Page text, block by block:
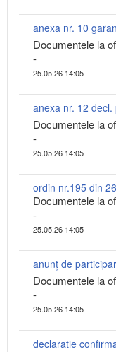
anexa nr. 10
Documentele la
-
25.05.26 14:05
anexa nr. 12
Documentele la
-
25.05.26 14:05
ordin nr.195 din
Documentele la
-
25.05.26 14:05
anunț de
Documentele la
-
25.05.26 14:05
declaratie